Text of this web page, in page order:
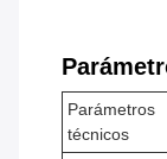
Parámetros
técnicos